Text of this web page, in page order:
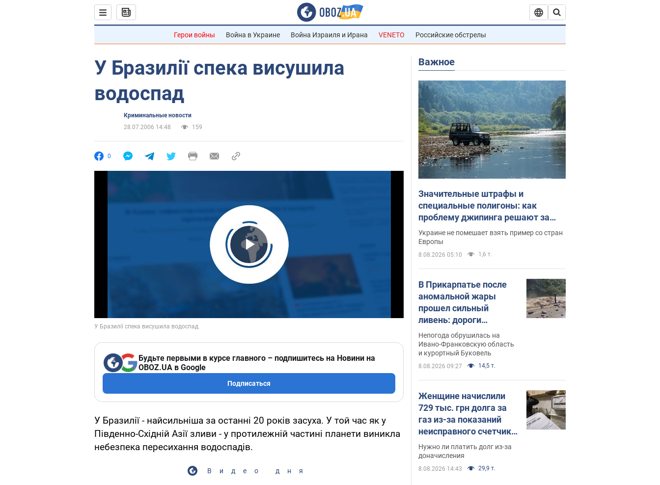
Герои войны Война в Украине Война Израиля и Ирана VENETO Российские обстрелы
У Бразилії спека висушила
водоспад
Криминальные новости
28.07.2006 14:48
159
0
Play Video
Будьте первыми в курсе главного – подпишитесь на Новини на
OBOZ.UA в Google
Подписаться
У Бразилії - найсильніша за останні 20 років засуха. У той час як у
Південно-Східній Азії зливи - у протилежній частині планети виникла
небезпека пересихання водоспадів.
Видео дня
Важное
Значительные штрафы и
специальные полигоны: как
проблему джипинга решают за
границей
Украине не помешает взять пример со стран
Европы
8.08.2026 05:10 1,6 т.
В Прикарпатье после
аномальной жары
прошел сильный
ливень: дороги
превратились в реки.
Видео
Непогода обрушилась на
Ивано-Франковскую область
и курортный Буковель
8.08.2026 09:27 14,5 т.
Женщине начислили
729 тыс. грн долга за
газ из-за показаний
неисправного счетчика:
судья вынес
неожиданное решение
Нужно ли платить долг из-за
доначисления
8.08.2026 14:43 29,9 т.